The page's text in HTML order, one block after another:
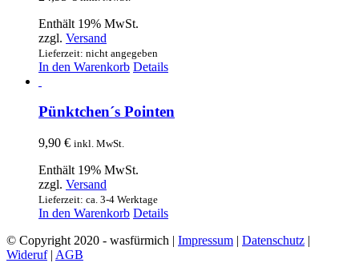
Enthält 19% MwSt.
zzgl. Versand
Lieferzeit: nicht angegeben
In den Warenkorb Details
Pünktchen´s Pointen
9,90 € inkl. MwSt.
Enthält 19% MwSt.
zzgl. Versand
Lieferzeit: ca. 3-4 Werktage
In den Warenkorb Details
© Copyright 2020 - wasfürmich | Impressum | Datenschutz |
Wideruf| AGB